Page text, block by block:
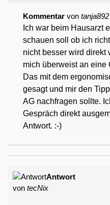
Kommentar von tanja892
Ich war beim Hausarzt
schauen soll ob ich
nicht besser wird direkt
mich überweist an eine
Das mit dem
gesagt und mir den
AG nachfragen sollte.
Gespräch direkt
Antwort. :-)
Antwort
von tecNix